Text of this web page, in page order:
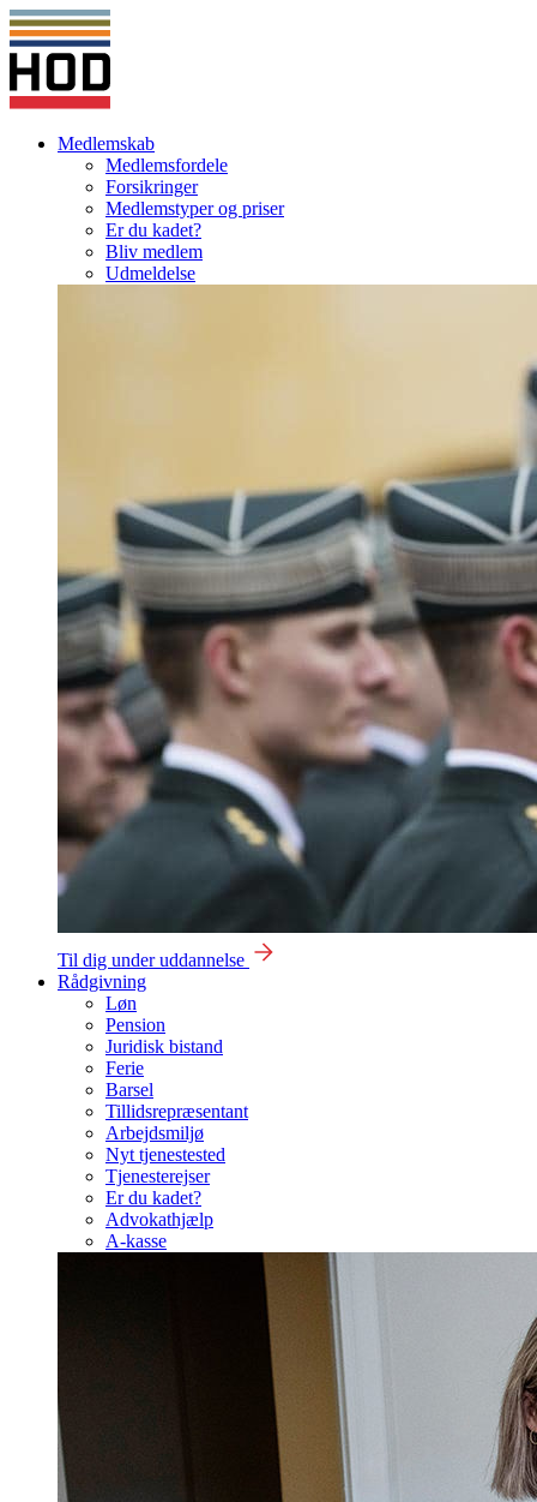
Medlemskab
Medlemsfordele
Forsikringer
Medlemstyper og priser
Er du kadet?
Bliv medlem
Udmeldelse
Til dig under uddannelse
Rådgivning
Løn
Pension
Juridisk bistand
Ferie
Barsel
Tillidsrepræsentant
Arbejdsmiljø
Nyt tjenestested
Tjenesterejser
Er du kadet?
Advokathjælp
A-kasse